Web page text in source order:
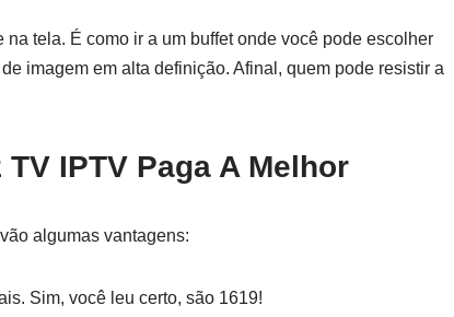
tela. É como ir a um buffet onde você pode escolher
imagem em alta definição. Afinal, quem pode resistir a
IPTV Paga A Melhor
algumas vantagens:
Sim, você leu certo, são 1619!